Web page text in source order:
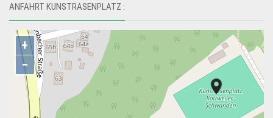
ANFAHRT KUNSTRASENPLATZ :
+
−